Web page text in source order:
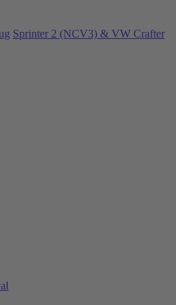
Sprinter 2 (NCV3) & VW Crafter